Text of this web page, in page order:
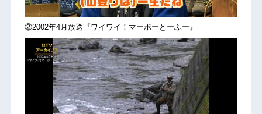
②2002年4月放送『ワイワイ！マーボーとーふー』